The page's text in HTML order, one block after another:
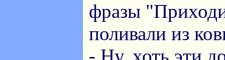
фразы
поливали из